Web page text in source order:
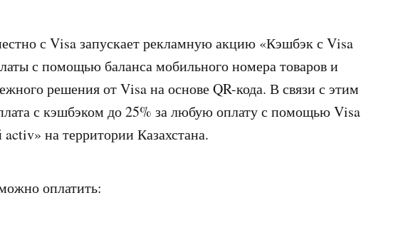
с Visa запускает рекламную акцию «Кэшбэк с Visa
с помощью баланса мобильного номера товаров и
решения от Visa на основе QR-кода. В связи с этим
с кэшбэком до 25% за любую оплату с помощью Visa
на территории Казахстана.
оплатить: